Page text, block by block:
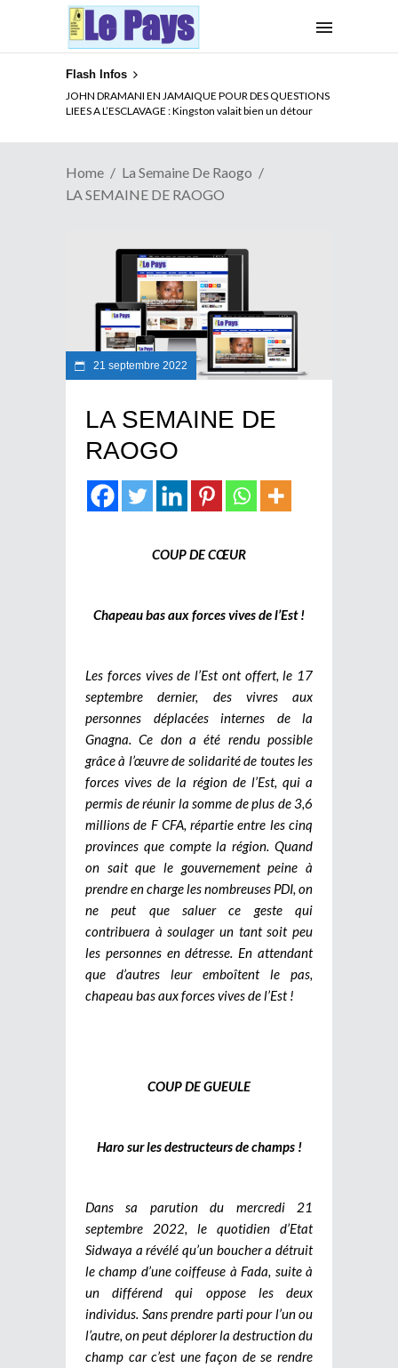
Flash Infos
JOHN DRAMANI EN JAMAIQUE POUR DES QUESTIONS
LIEES A L’ESCLAVAGE : Kingston valait bien un détour
Home
La Semaine De Raogo
LA SEMAINE DE RAOGO
21 septembre 2022
LA SEMAINE DE
RAOGO
COUP DE CŒUR
Chapeau bas aux forces vives de l’Est !
Les forces vives de l’Est ont offert, le 17
septembre dernier, des vivres aux
personnes déplacées internes de la
Gnagna. Ce don a été rendu possible
grâce à l’œuvre de solidarité de toutes les
forces vives de la région de l’Est, qui a
permis de réunir la somme de plus de 3,6
millions de F CFA, répartie entre les cinq
provinces que compte la région. Quand
on sait que le gouvernement peine à
prendre en charge les nombreuses PDI, on
ne peut que saluer ce geste qui
contribuera à soulager un tant soit peu
les personnes en détresse. En attendant
que d’autres leur emboîtent le pas,
chapeau bas aux forces vives de l’Est !
COUP DE GUEULE
Haro sur les destructeurs de champs !
Dans sa parution du mercredi 21
septembre 2022, le quotidien d’Etat
Sidwaya a révélé qu’un boucher a détruit
le champ d’une coiffeuse à Fada, suite à
un différend qui oppose les deux
individus. Sans prendre parti pour l’un ou
l’autre, on peut déplorer la destruction du
champ car c’est une façon de se rendre